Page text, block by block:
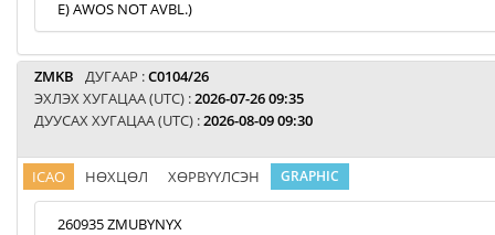
E) AWOS NOT AVBL.)
ZMKB ДУГААР :C0104/26
ЭХЛЭХ ХУГАЦАА (UTC) :2026-07-26 09:35
ДУУСАХ ХУГАЦАА (UTC) :2026-08-09 09:30
ICAO НӨХЦӨЛ ХӨРВҮҮЛСЭН GRAPHIC
260935 ZMUBYNYX